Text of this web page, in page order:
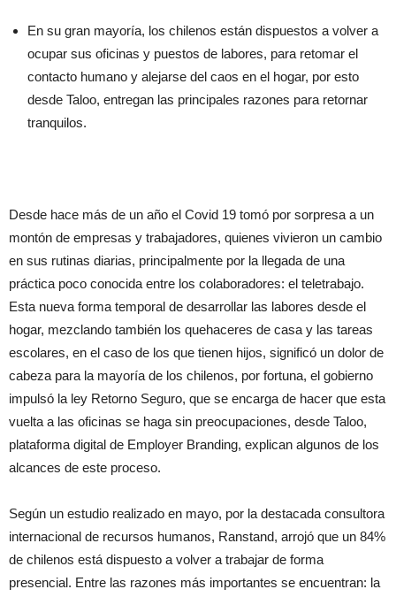
En su gran mayoría, los chilenos están dispuestos a volver a
ocupar sus oficinas y puestos de labores, para retomar el
contacto humano y alejarse del caos en el hogar, por esto
desde Taloo, entregan las principales razones para retornar
tranquilos.
Desde hace más de un año el Covid 19 tomó por sorpresa a un
montón de empresas y trabajadores, quienes vivieron un cambio
en sus rutinas diarias, principalmente por la llegada de una
práctica poco conocida entre los colaboradores: el teletrabajo.
Esta nueva forma temporal de desarrollar las labores desde el
hogar, mezclando también los quehaceres de casa y las tareas
escolares, en el caso de los que tienen hijos, significó un dolor de
cabeza para la mayoría de los chilenos, por fortuna, el gobierno
impulsó la ley Retorno Seguro, que se encarga de hacer que esta
vuelta a las oficinas se haga sin preocupaciones, desde Taloo,
plataforma digital de Employer Branding, explican algunos de los
alcances de este proceso.
Según un estudio realizado en mayo, por la destacada consultora
internacional de recursos humanos, Ranstand, arrojó que un 84%
de chilenos está dispuesto a volver a trabajar de forma
presencial. Entre las razones más importantes se encuentran: la